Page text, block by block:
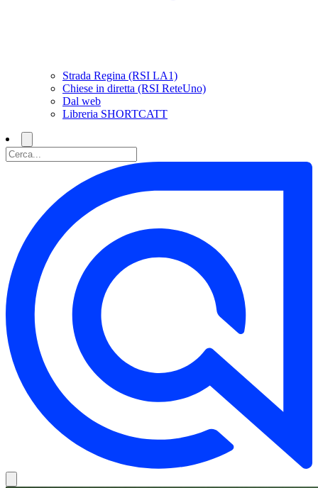
Strada Regina (RSI LA1)
Chiese in diretta (RSI ReteUno)
Dal web
Libreria SHORTCATT